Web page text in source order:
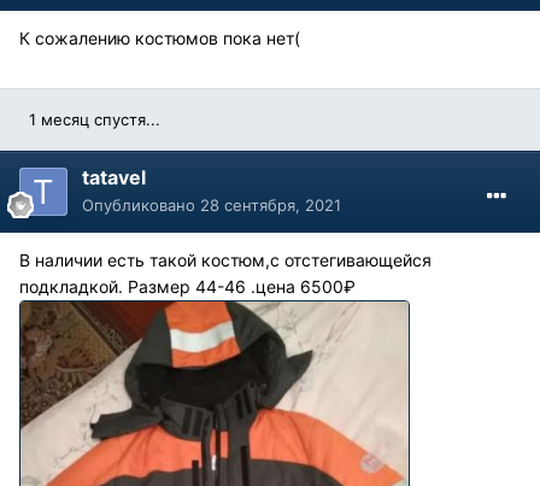
К сожалению костюмов пока нет(
1 месяц спустя...
tatavel
Опубликовано 28 сентября, 2021
В наличии есть такой костюм,с отстегивающейся
подкладкой. Размер 44-46 .цена 6500₽